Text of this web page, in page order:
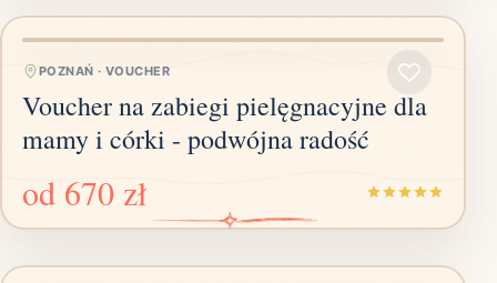
POZNAŃ · VOUCHER
Voucher na zabiegi pielęgnacyjne dla
mamy i córki - podwójna radość
od 670 zł